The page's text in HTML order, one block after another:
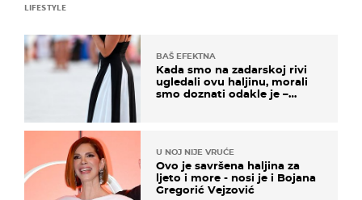
LIFESTYLE
BAŠ EFEKTNA
Kada smo na zadarskoj rivi
ugledali ovu haljinu, morali
smo doznati odakle je –
U NOJ NIJE VRUĆE
Ovo je savršena haljina za
ljeto i more - nosi je i Bojana
Gregorić Vejzović